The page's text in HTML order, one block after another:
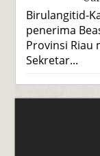
Birulangitid-
penerima
Provinsi Riau
Sekretar...